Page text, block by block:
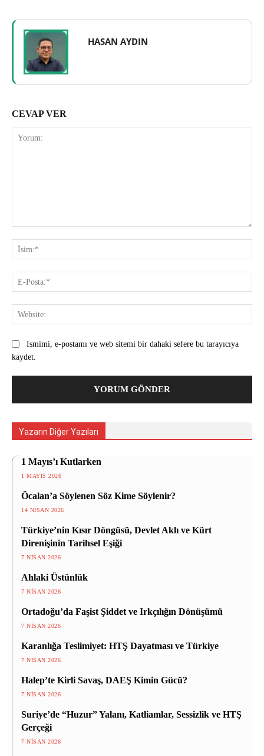
HASAN AYDIN
CEVAP VER
Ismimi, e-postamı ve web sitemi bir dahaki sefere bu tarayıcıya
kaydet.
Yazarın Diğer Yazıları
1 Mayıs’ı Kutlarken
1 MAYIS 2026
Öcalan’a Söylenen Söz Kime Söylenir?
14 NISAN 2026
Türkiye’nin Kısır Döngüsü, Devlet Aklı ve Kürt
Direnişinin Tarihsel Eşiği
7 NISAN 2026
Ahlaki Üstünlük
7 NISAN 2026
Ortadoğu’da Faşist Şiddet ve Irkçılığın Dönüşümü
7 NISAN 2026
Karanlığa Teslimiyet: HTŞ Dayatması ve Türkiye
7 NISAN 2026
Halep’te Kirli Savaş, DAEŞ Kimin Gücü?
7 NISAN 2026
Suriye’de “Huzur” Yalanı, Katliamlar, Sessizlik ve HTŞ
Gerçeği
7 NISAN 2026